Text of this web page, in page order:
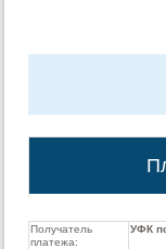
Получатель
платежа:
УФК